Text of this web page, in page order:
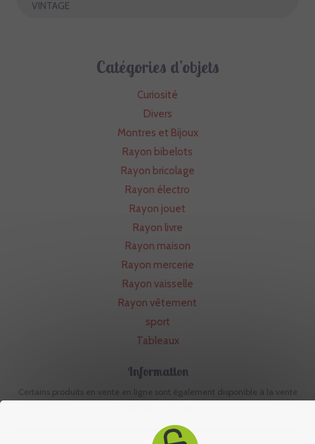
VINTAGE
Catégories d’objets
Curiosité
Divers
Montres et Bijoux
Rayon bibelots
Rayon bricolage
Rayon électro
Rayon jouet
Rayon livre
Rayon maison
Rayon mercerie
Rayon vaisselle
Rayon vêtement
sport
Tableaux
Information
Certains produits en vente en ligne sont également disponible à la vente